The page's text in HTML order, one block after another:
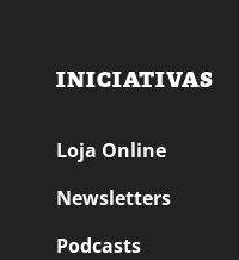
INICIATIVAS
Loja Online
Newsletters
Podcasts